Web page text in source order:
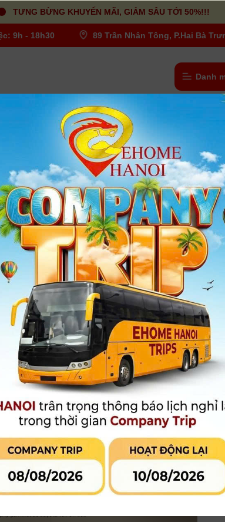
TƯNG BỪNG KHUYẾN MÃI, GIẢM SÂU TỚI 50%!!!
9h - 18h30 89 Trần Nhân Tông, P.Hai Bà
Danh
ảnh SEL2870GM//QSYX
Kinh Nghiệm và Thủ Thuật
Ống kính máy ảnh
kính máy ảnh SEL2870GM//QSYX
F2 G MASTER